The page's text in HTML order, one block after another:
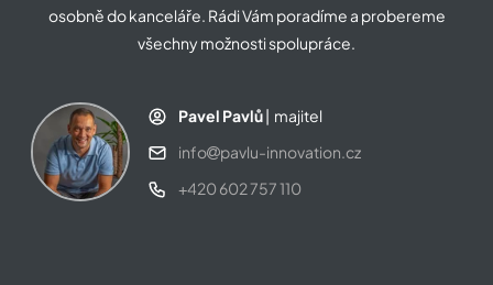
osobně do kanceláře. Rádi Vám poradíme a probereme
všechny možnosti spolupráce.
Pavel Pavlů
| majitel
info
pavlu-innovation.cz
+420 602 757 110